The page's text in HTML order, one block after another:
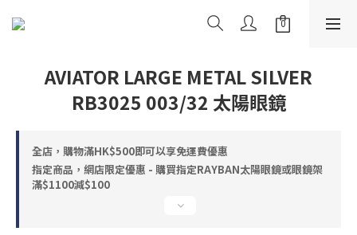
AVIATOR LARGE METAL SILVER
RB3025 003/32 太陽眼鏡
全店，購物滿HK$500即可以享免運費優惠
指定商品，網店限定優惠 - 購買指定RAYBAN太陽眼鏡或眼鏡架
滿$1100減$100